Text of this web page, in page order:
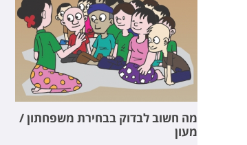
מה חשוב לבדוק בבחירת משפחתון /
מעון